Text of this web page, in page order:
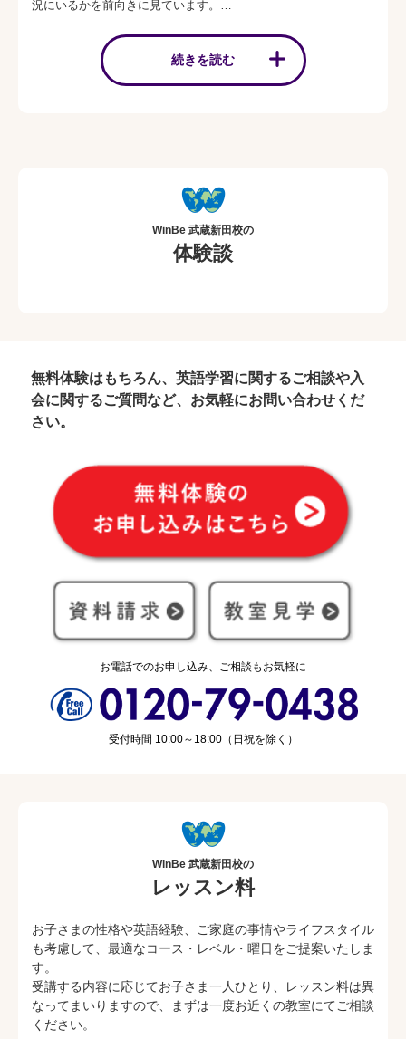
に自信へと繋げていきたいと思っております。
みなさまの英語を学びたいという想いを全力でサポートさせ
況にいるかを前向きに見ています。
休憩時間も子ども達との触れ合いを大切にしてくれているので、
レッスン内容以外の会話力も身に付きます！
こんにちは！新しい言語を学ぶことは少し勇気がいるけれど、と
ても楽しいことでもあるんです。僕はゲームやアクティビティを
使って、英語のコミュニケーション技術を伸ばしていくことが、
とても大好きです。一緒に英語を話してみましょう！！
続きを読む
WinBe 武蔵新田校の
体験談
無料体験はもちろん、英語学習に関するご相談や入
会に関するご質問など、お気軽にお問い合わせくだ
さい。
お電話でのお申し込み、ご相談もお気軽に
受付時間 10:00～18:00（日祝を除く）
WinBe 武蔵新田校の
レッスン料
お子さまの性格や英語経験、ご家庭の事情やライフスタイル
も考慮して、最適なコース・レベル・曜日をご提案いたしま
す。
受講する内容に応じてお子さま一人ひとり、レッスン料は異
なってまいりますので、まずは一度お近くの教室にてご相談
ください。